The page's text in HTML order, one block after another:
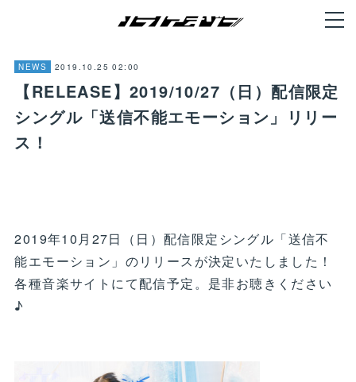
NEWS 2019.10.25 02:00
【RELEASE】2019/10/27（日）配信限定
シングル「送信不能エモーション」リリー
ス！
2019年10月27日（日）配信限定シングル「送信不
能エモーション」のリリースが決定いたしました！
各種音楽サイトにて配信予定。是非お聴きください
♪